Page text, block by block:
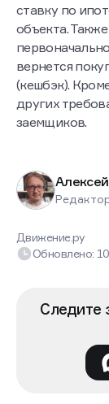
ставку по
объекта.
вернется
(кешбэк).
других
заемщиков.
Движение.ру
Обновлено:
Следите